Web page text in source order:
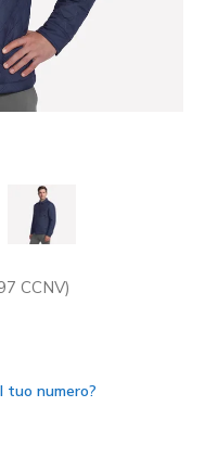
CCNV)
tuo numero?